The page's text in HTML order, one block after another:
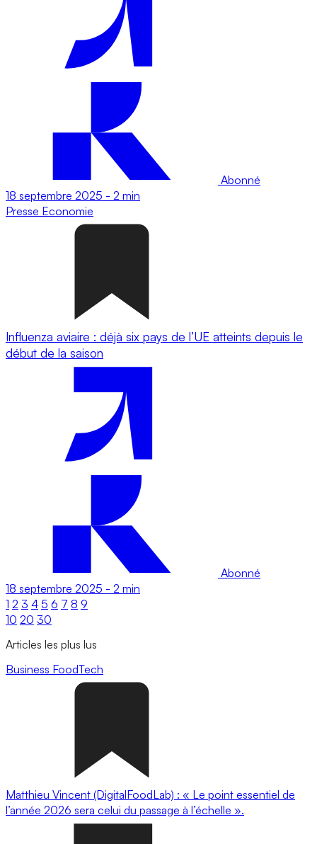
Abonné
18 septembre 2025 - 2 min
Presse Economie
Influenza aviaire : déjà six pays de l’UE atteints depuis le
début de la saison
Abonné
18 septembre 2025 - 2 min
1 2 3 4 5 6 7 8 9
10 20 30
Articles les plus lus
Business FoodTech
Matthieu Vincent (DigitalFoodLab) : « Le point essentiel de
l’année 2026 sera celui du passage à l’échelle ».